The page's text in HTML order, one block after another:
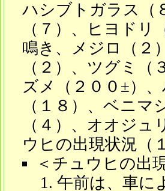
ハシブトガラス（
（７）、ヒヨド
鳴き、メジロ（２
（２）、ツグミ
ズメ（２００±）
（１８）、ベニ
（４）、オオジ
ウヒの出現状況（
＜チュウヒの出
午前は、車に